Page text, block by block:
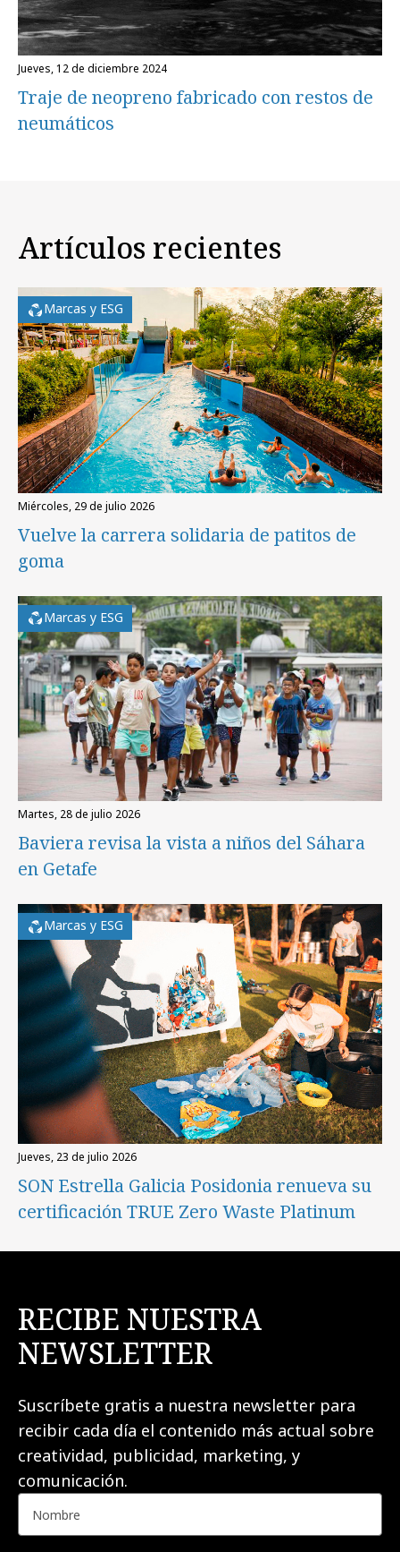
jueves, 12 de diciembre 2024
Traje de neopreno fabricado con restos de
neumáticos
Artículos recientes
Marcas y ESG
miércoles, 29 de julio 2026
Vuelve la carrera solidaria de patitos de
goma
Marcas y ESG
martes, 28 de julio 2026
Baviera revisa la vista a niños del Sáhara
en Getafe
Marcas y ESG
jueves, 23 de julio 2026
SON Estrella Galicia Posidonia renueva su
certificación TRUE Zero Waste Platinum
RECIBE NUESTRA
NEWSLETTER
Suscríbete gratis a nuestra newsletter para
recibir cada día el contenido más actual sobre
creatividad, publicidad, marketing, y
comunicación.